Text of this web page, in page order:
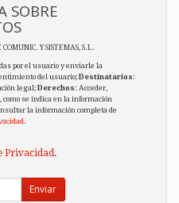
SOBRE
Y SISTEMAS, S.L.
por el usuario y enviarle la
del usuario;Destinatarios:
legal;Derechos: Acceder,
se indica en la información
la información completa de
.
Privacidad.
Enviar